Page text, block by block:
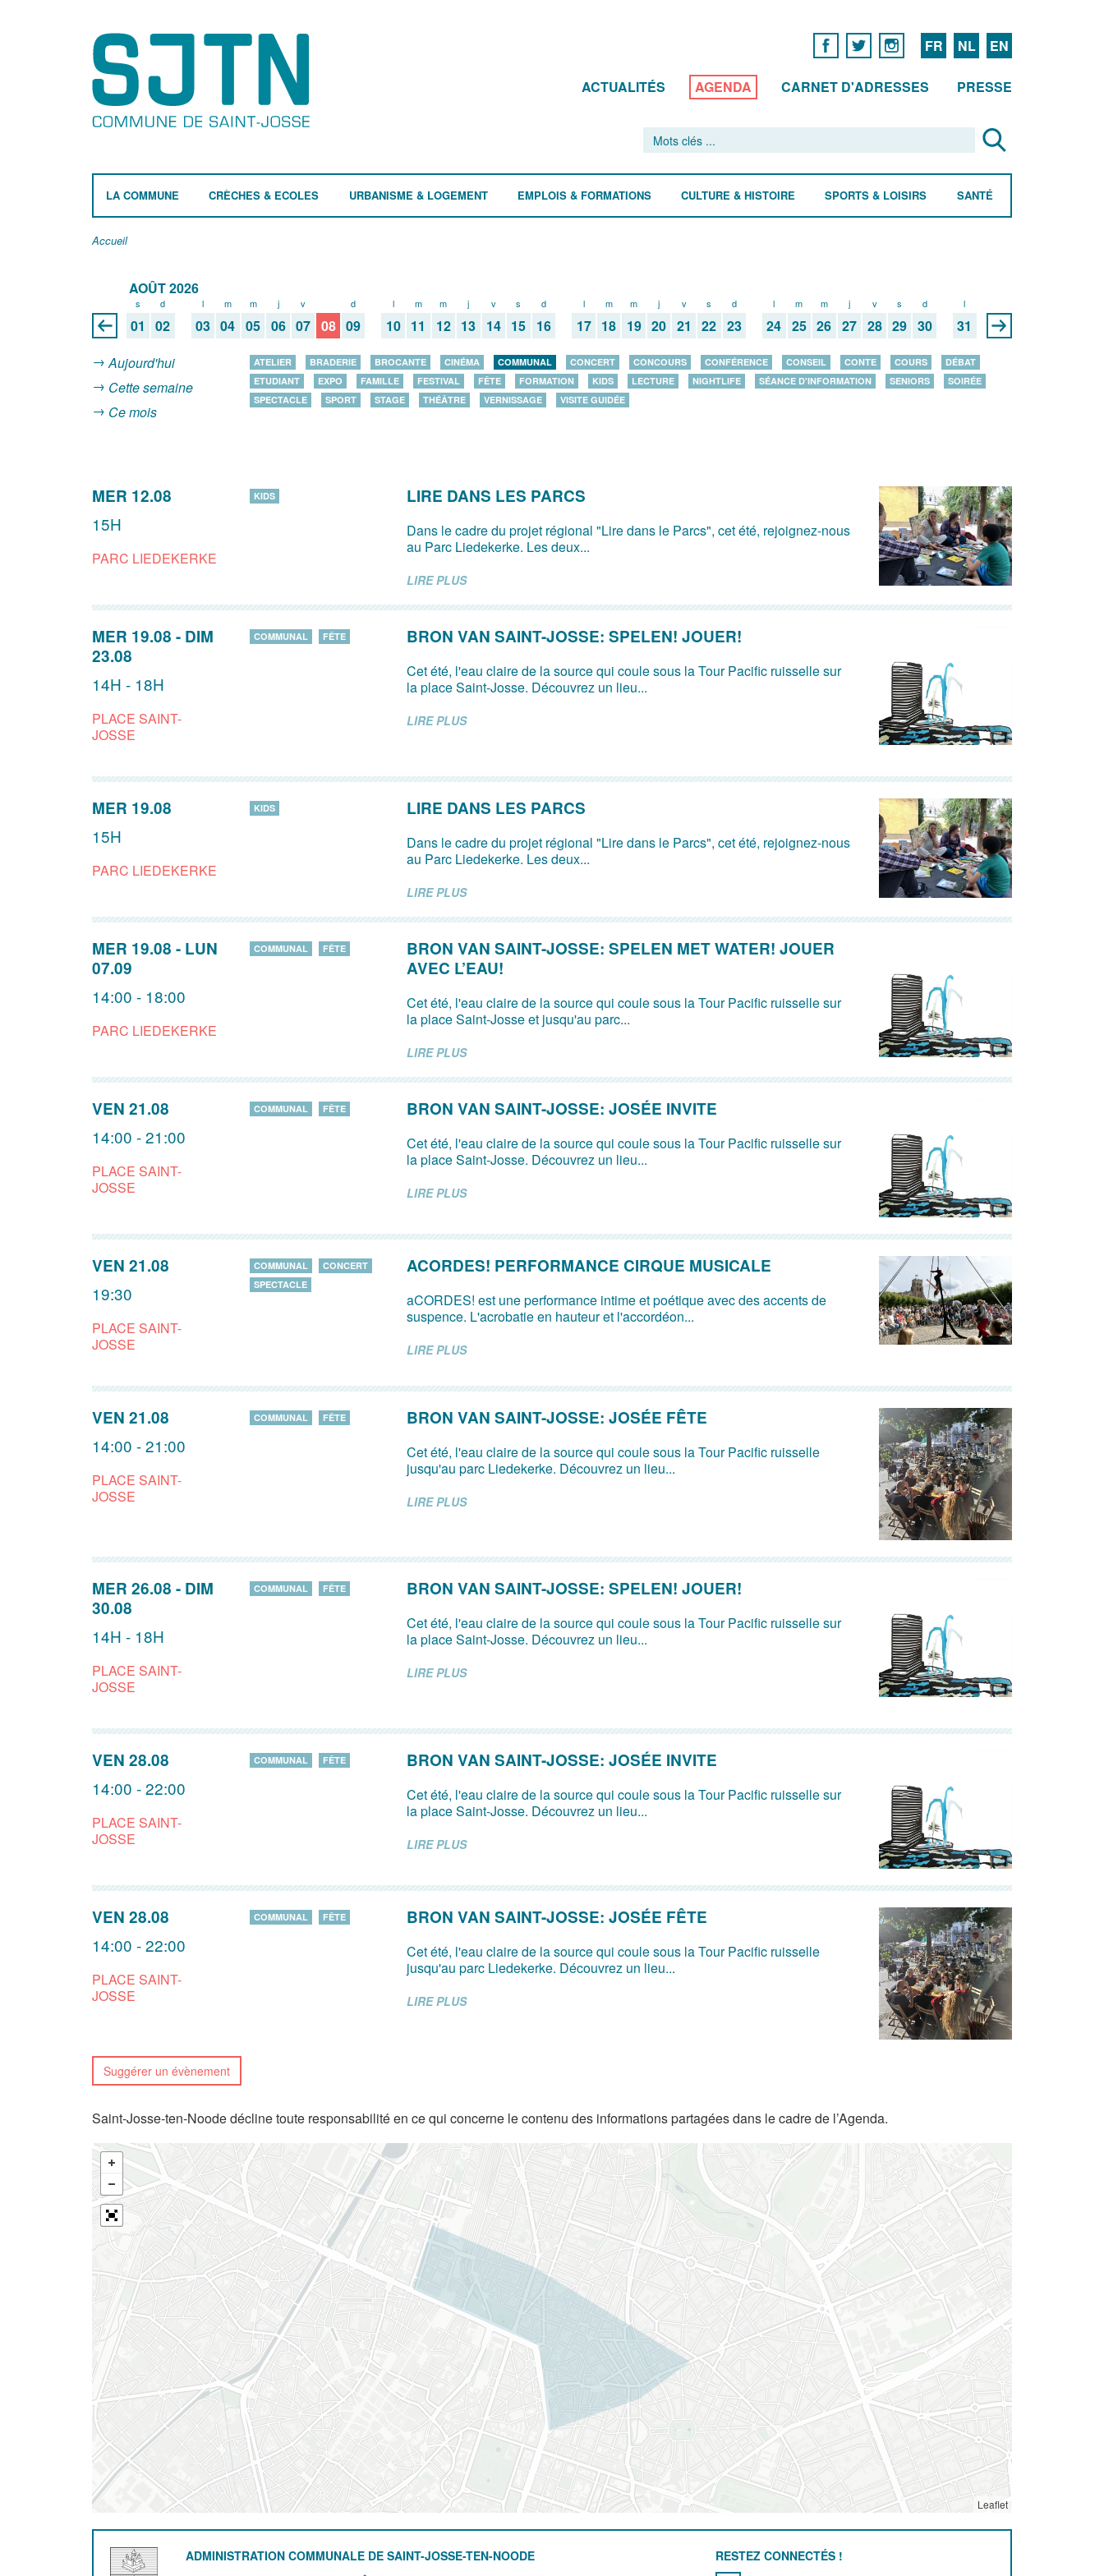
FR NL EN
ACTUALITÉS AGENDA CARNET D'ADRESSES PRESSE
LA COMMUNE CRÈCHES & ECOLES URBANISME & LOGEMENT EMPLOIS & FORMATIONS CULTURE & HISTOIRE SPORTS & LOISIRS SANTÉ
Accueil
AOÛT 2026
s
01
d
02
l
03
m
04
m
05
j
06
v
07 08
d
09
l
10
m
11
m
12
j
13
v
14
s
15
d
16
l
17
m
18
m
19
j
20
v
21
s
22
d
23
l
24
m
25
m
26
j
27
v
28
s
29
d
30
l
31
Aujourd'hui
Cette semaine
Ce mois
ATELIER BRADERIE BROCANTE CINÉMA COMMUNAL CONCERT CONCOURS CONFÉRENCE CONSEIL CONTE COURS
DÉBAT
ETUDIANT
EXPO FAMILLE FESTIVAL FÊTE FORMATION KIDS LECTURE NIGHTLIFE SÉANCE D'INFORMATION SENIORS
SOIRÉE
SPECTACLE
SPORT STAGE THÉÂTRE VERNISSAGE VISITE GUIDÉE
MER 12.08
15H
PARC LIEDEKERKE
KIDS LIRE DANS LES PARCS
Dans le cadre du projet régional "Lire dans le Parcs", cet été, rejoignez-nous
au Parc Liedekerke. Les deux...
LIRE PLUS
MER 19.08 - DIM
23.08
14H - 18H
PLACE SAINT-
JOSSE
COMMUNAL FÊTE BRON VAN SAINT-JOSSE: SPELEN! JOUER!
Cet été, l'eau claire de la source qui coule sous la Tour Pacific ruisselle sur
la place Saint-Josse. Découvrez un lieu...
LIRE PLUS
MER 19.08
15H
PARC LIEDEKERKE
KIDS LIRE DANS LES PARCS
Dans le cadre du projet régional "Lire dans le Parcs", cet été, rejoignez-nous
au Parc Liedekerke. Les deux...
LIRE PLUS
MER 19.08 - LUN
07.09
14:00 - 18:00
PARC LIEDEKERKE
COMMUNAL FÊTE
BRON VAN SAINT-JOSSE: SPELEN MET WATER! JOUER
AVEC L’EAU!
Cet été, l'eau claire de la source qui coule sous la Tour Pacific ruisselle sur
la place Saint-Josse et jusqu'au parc...
LIRE PLUS
VEN 21.08
14:00 - 21:00
PLACE SAINT-
JOSSE
COMMUNAL FÊTE BRON VAN SAINT-JOSSE: JOSÉE INVITE
Cet été, l'eau claire de la source qui coule sous la Tour Pacific ruisselle sur
la place Saint-Josse. Découvrez un lieu...
LIRE PLUS
VEN 21.08
19:30
PLACE SAINT-
JOSSE
COMMUNAL
CONCERT
SPECTACLE
ACORDES! PERFORMANCE CIRQUE MUSICALE
aCORDES! est une performance intime et poétique avec des accents de
suspence. L'acrobatie en hauteur et l'accordéon...
LIRE PLUS
VEN 21.08
14:00 - 21:00
PLACE SAINT-
JOSSE
COMMUNAL FÊTE BRON VAN SAINT-JOSSE: JOSÉE FÊTE
Cet été, l'eau claire de la source qui coule sous la Tour Pacific ruisselle
jusqu'au parc Liedekerke. Découvrez un lieu...
LIRE PLUS
MER 26.08 - DIM
30.08
14H - 18H
PLACE SAINT-
JOSSE
COMMUNAL FÊTE BRON VAN SAINT-JOSSE: SPELEN! JOUER!
Cet été, l'eau claire de la source qui coule sous la Tour Pacific ruisselle sur
la place Saint-Josse. Découvrez un lieu...
LIRE PLUS
VEN 28.08
14:00 - 22:00
PLACE SAINT-
JOSSE
COMMUNAL FÊTE BRON VAN SAINT-JOSSE: JOSÉE INVITE
Cet été, l'eau claire de la source qui coule sous la Tour Pacific ruisselle sur
la place Saint-Josse. Découvrez un lieu...
LIRE PLUS
VEN 28.08
14:00 - 22:00
PLACE SAINT-
JOSSE
COMMUNAL FÊTE BRON VAN SAINT-JOSSE: JOSÉE FÊTE
Cet été, l'eau claire de la source qui coule sous la Tour Pacific ruisselle
jusqu'au parc Liedekerke. Découvrez un lieu...
LIRE PLUS
Suggérer un évènement
Saint-Josse-ten-Noode décline toute responsabilité en ce qui concerne le contenu des informations partagées dans le cadre de l’Agenda.
Leaflet
ADMINISTRATION COMMUNALE DE SAINT-JOSSE-TEN-NOODE
RESTEZ CONNECTÉS !